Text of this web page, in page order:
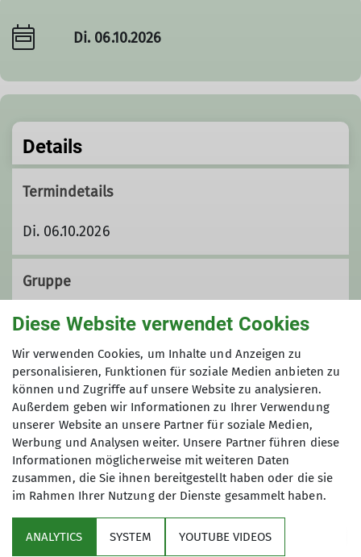
Di. 06.10.2026
Details
Termindetails
Di. 06.10.2026
Gruppe
Wandergruppe
Wir sind eine Gruppe von
Wanderfreund*innen, die ihre Freizeit
mit Tageswanderungen im Umkreis bis
etwa 100 km um Koblenz herum
verbringen. Unsere Wanderungen
wandern wir in einem moderaten
Tempo von etwa vier Kilometern pro
Sektion
Diese Website verwendet Cookies
Wir verwenden Cookies, um Inhalte und Anzeigen zu
personalisieren, Funktionen für soziale Medien anbieten zu
können und Zugriffe auf unsere Website zu analysieren.
Außerdem geben wir Informationen zu Ihrer Verwendung
unserer Website an unsere Partner für soziale Medien,
Werbung und Analysen weiter. Unsere Partner führen diese
Informationen möglicherweise mit weiteren Daten
zusammen, die Sie ihnen bereitgestellt haben oder die sie
im Rahmen Ihrer Nutzung der Dienste gesammelt haben.
ANALYTICS SYSTEM YOUTUBE VIDEOS